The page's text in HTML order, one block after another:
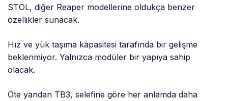
STOL, diğer Reaper modellerine oldukça benzer
özellikler sunacak.
Hız ve yük taşıma kapasitesi tarafında bir gelişme
beklenmiyor. Yalnızca modüler bir yapıya sahip
olacak.
Öte yandan TB3, selefine göre her anlamda daha